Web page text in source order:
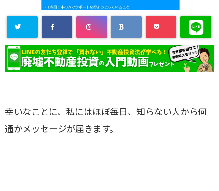
幸いなことに、私にはほぼ毎日、知らない人から何
通かメッセージが届きます。